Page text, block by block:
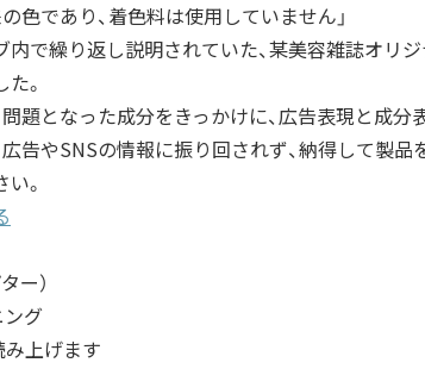
色であり、着色料は使用していません」
で繰り返し説明されていた、某美容雑誌オリ
。
問題となった成分をきっかけに、広告表現と成
告やSNSの情報に振り回されず、納得して製品
。
ー）
グ
上げます